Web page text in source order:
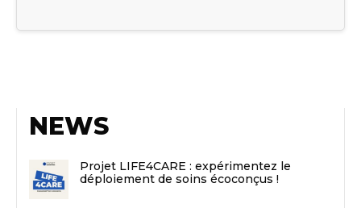
NEWS
Projet LIFE4CARE : expérimentez le
déploiement de soins écoconçus !